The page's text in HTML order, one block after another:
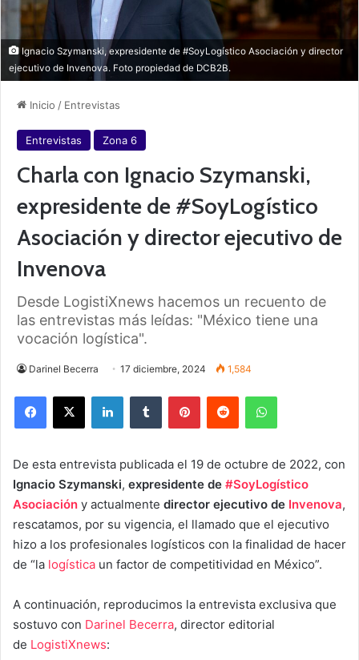
Ignacio Szymanski, expresidente de #SoyLogístico Asociación y director
ejecutivo de Invenova. Foto propiedad de DCB2B.
Inicio / Entrevistas
Entrevistas Zona 6
Charla con Ignacio Szymanski,
expresidente de #SoyLogístico
Asociación y director ejecutivo de
Invenova
Desde LogistiXnews hacemos un recuento de
las entrevistas más leídas: "México tiene una
vocación logística".
Darinel Becerra 17 diciembre, 2024 1,584
De esta entrevista publicada el 19 de octubre de 2022, con
Ignacio Szymanski, expresidente de #SoyLogístico
Asociación y actualmente director ejecutivo de Invenova,
rescatamos, por su vigencia, el llamado que el ejecutivo
hizo a los profesionales logísticos con la finalidad de hacer
de “la logística un factor de competitividad en México”.
A continuación, reproducimos la entrevista exclusiva que
sostuvo con Darinel Becerra, director editorial
de LogistiXnews: